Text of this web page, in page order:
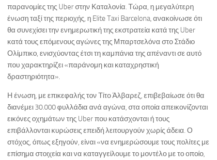
παρανομίες της Uber στην Καταλονία. Τώρα, η μεγαλύτερη
ένωση ταξί της περιοχής, η Elite Taxi Barcelona, ανακοίνωσε ότι
θα συνεχίσει την ενημερωτική της εκστρατεία κατά της Uber
κατά τους επόμενους αγώνες της Μπαρτσελόνα στο Στάδιο
Ολίμπικο, ενισχύοντας έτσι τη καμπάνια της απέναντι σε αυτό
που χαρακτηρίζει «παράνομη και καταχρηστική
δραστηριότητα».
Η ένωση, με επικεφαλής τον Τίτο Άλβαρεζ, επιβεβαίωσε ότι θα
διανέμει 30.000 φυλλάδια ανά αγώνα, στα οποία απεικονίζονται
εικόνες οχημάτων της Uber που κατάσχονται ή τους
επιβάλλονται κυρώσεις επειδή λειτουργούν χωρίς άδεια. Ο
στόχος, όπως εξηγούν, είναι «να ενημερώσουμε τους πολίτες με
επίσημα στοιχεία και να καταγγείλουμε το μοντέλο με το οποίο,